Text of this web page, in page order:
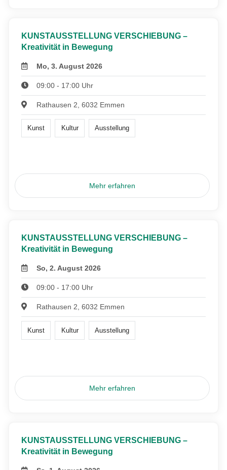
KUNSTAUSSTELLUNG VERSCHIEBUNG –
Kreativität in Bewegung
Mo, 3. August 2026
09:00 - 17:00 Uhr
Rathausen 2, 6032 Emmen
Kunst Kultur Ausstellung
Mehr erfahren
KUNSTAUSSTELLUNG VERSCHIEBUNG –
Kreativität in Bewegung
So, 2. August 2026
09:00 - 17:00 Uhr
Rathausen 2, 6032 Emmen
Kunst Kultur Ausstellung
Mehr erfahren
KUNSTAUSSTELLUNG VERSCHIEBUNG –
Kreativität in Bewegung